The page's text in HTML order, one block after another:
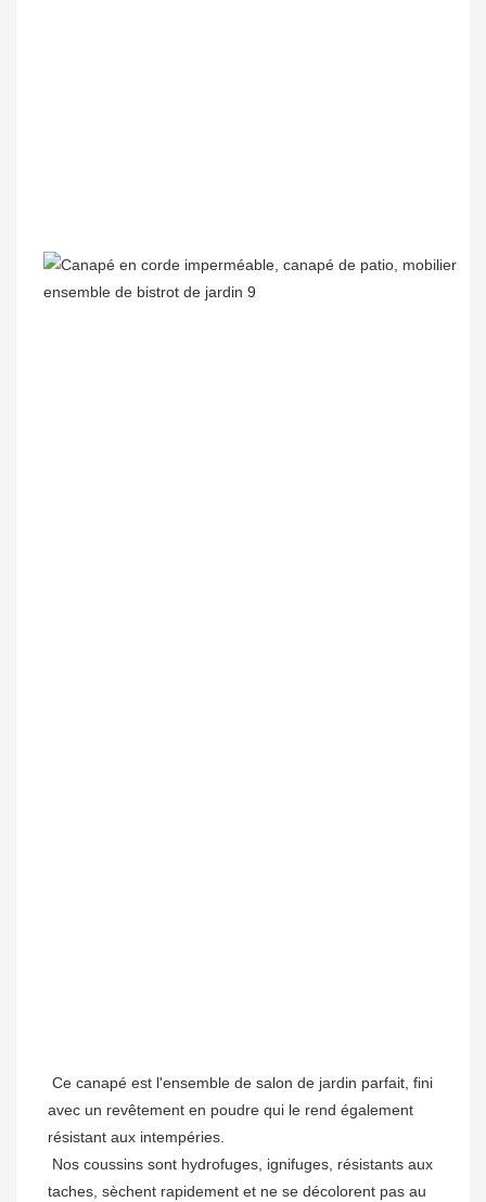
avec un revêtement en poudre qui le rend également
résistant aux intempéries.
Nos coussins sont hydrofuges, ignifuges, résistants aux
taches, sèchent rapidement et ne se décolorent pas au